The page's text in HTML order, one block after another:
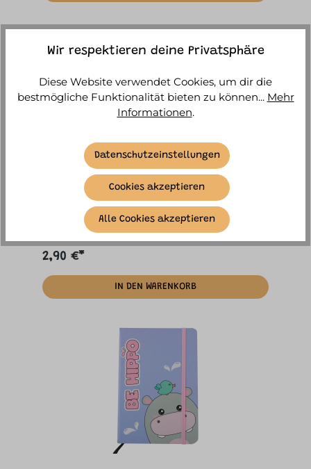
itotal - Hippo Radierbarer Stift mit Kappe
Sofort versandfertig, Lieferzeit ca. 1-3
Werktage
2,90 €*
IN DEN WARENKORB
Wir respektieren deine Privatsphäre
Diese Website verwendet Cookies, um dir die
bestmögliche Funktionalität bieten zu können... Mehr
Informationen.
Datenschutzeinstellungen
Cookies akzeptieren
Alle Cookies akzeptieren